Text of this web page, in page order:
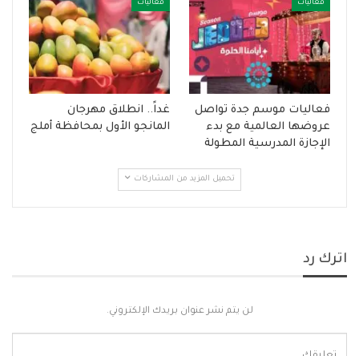
فعاليات
فعاليات موسم جدة تواصل
عروضها العالمية مع بدء
الإجازة المدرسية المطولة
فعاليات
غداً.. انطلاق مهرجان
المانجو الأول بمحافظة أملج
تحميل المزيد من المشاركات
اترك رد
لن يتم نشر عنوان بريدك الإلكتروني.